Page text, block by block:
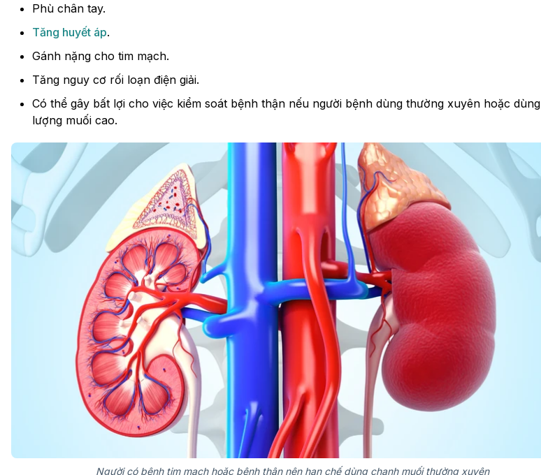
Phù chân tay.
Tăng huyết áp.
Gánh nặng cho tim mạch.
Tăng nguy cơ rối loạn điện giải.
Có thể gây bất lợi cho việc kiểm soát bệnh thận nếu người bệnh dùng thường xuyên hoặc dùng
lượng muối cao.
Người có bệnh tim mạch hoặc bệnh thận nên hạn chế dùng chanh muối thường xuyên